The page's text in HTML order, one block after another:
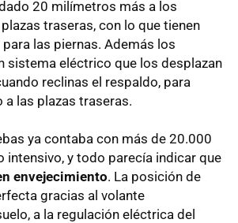
20 milímetros más a los
traseras, con lo que tienen
las piernas. Además los
sistema eléctrico que los desplazan
reclinas el respaldo, para
a las plazas traseras.
ya contaba con más de 20.000
intensivo, y todo parecía indicar que
envejecimiento. La posición de
gracias al volante
a la regulación eléctrica del